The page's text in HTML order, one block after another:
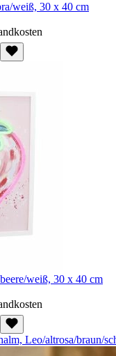
weiß, 30 x 40 cm
weiß, 30 x 40 cm